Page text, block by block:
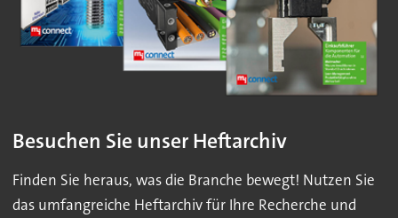
Besuchen Sie unser Heftarchiv
Finden Sie heraus, was die Branche bewegt! Nutzen Sie
das umfangreiche Heftarchiv für Ihre Recherche und